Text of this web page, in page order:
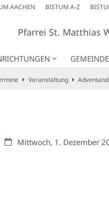
AACHEN BISTUM A-Z
Pfarrei St. Matthias
Veranstaltung
Datum:Mittwoch, 1. Dezember